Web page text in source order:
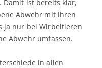
Damit ist bereits klar,
Abwehr mit ihren
ja nur bei Wirbeltieren
Abwehr umfassen.
in allen